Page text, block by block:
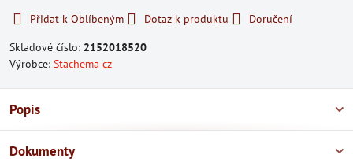
Přidat k Oblíbeným Dotaz k produktu
Doručení
Skladové číslo: 2152018520
Výrobce: Stachema cz
Popis
Dokumenty